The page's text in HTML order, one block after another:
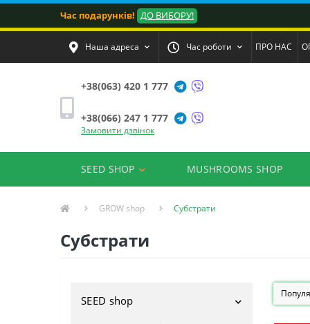
Час подарунків! ДО ВИБОРУ!
Наша адреса Час роботи ПРО НАС
+38(063) 420 1 777
+38(066) 247 1 777
Замовити дзвінок
SEED SHOP MUSHROOMS SHOP
GROW shop Субстрати
Субстрати
SEED shop